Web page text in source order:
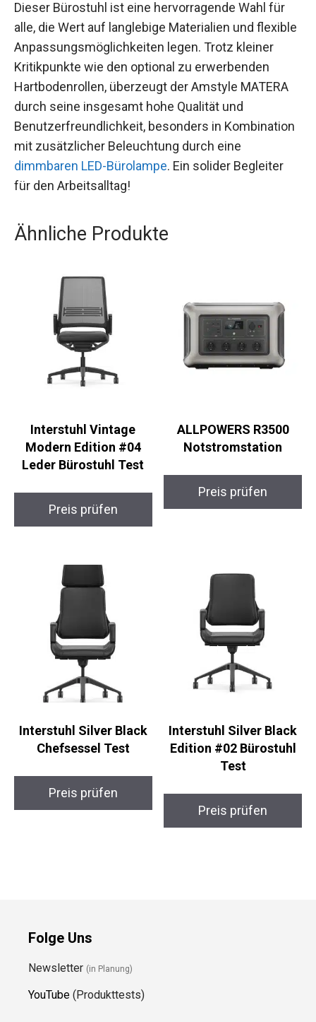
Dieser Bürostuhl ist eine hervorragende Wahl für
alle, die Wert auf langlebige Materialien und flexible
Anpassungsmöglichkeiten legen. Trotz kleiner
Kritikpunkte wie den optional zu erwerbenden
Hartbodenrollen, überzeugt der Amstyle MATERA
durch seine insgesamt hohe Qualität und
Benutzerfreundlichkeit, besonders in Kombination
mit zusätzlicher Beleuchtung durch eine
dimmbaren LED-Bürolampe. Ein solider Begleiter
für den Arbeitsalltag!
Ähnliche Produkte
Interstuhl Vintage
Modern Edition #04
Leder Bürostuhl Test
Preis prüfen
ALLPOWERS R3500
Notstromstation
Preis prüfen
Interstuhl Silver Black
Chefsessel Test
Preis prüfen
Interstuhl Silver Black
Edition #02 Bürostuhl
Test
Preis prüfen
Folge Uns
Newsletter (in Planung)
YouTube (Produkttests)